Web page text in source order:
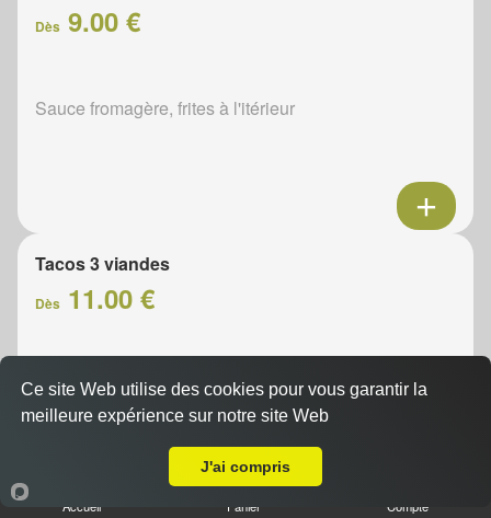
Dès 9.00 €
Sauce fromagère, frites à l'itérieur
Tacos 3 viandes
Dès 11.00 €
Sauce fromagère, frites à l'itérieur
Accueil Panier Compte
Ce site Web utilise des cookies pour vous garantir la
meilleure expérience sur notre site Web
J'ai compris